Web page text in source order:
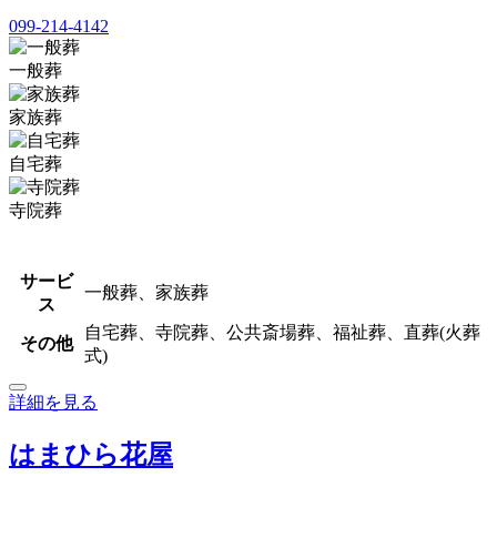
099-214-4142
一般葬
家族葬
自宅葬
寺院葬
サービ
ス
一般葬、家族葬
その他
自宅葬、寺院葬、公共斎場葬、福祉葬、直葬(火葬
式)
詳細を見る
はまひら花屋